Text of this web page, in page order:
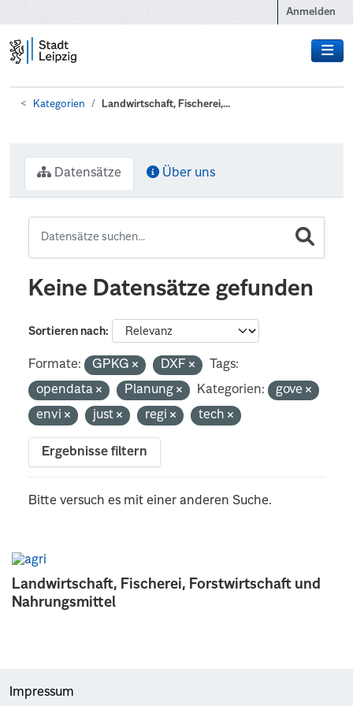
Anmelden
Kategorien Landwirtschaft, Fischerei,...
Landwirtschaft, Fischerei, Forstwirtschaft und
Nahrungsmittel
Datensätze Über uns
Keine Datensätze gefunden
Sortieren nach
Formate: GPKG DXF
Tags:
opendata
Planung Kategorien:
gove
envi
just regi tech
Ergebnisse filtern
Bitte versuch es mit einer anderen Suche.
Impressum